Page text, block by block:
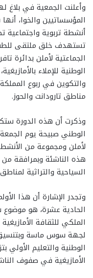
وأعلنت الجمعية في بلاغ
المؤسساتيين والخوا،
أنشطة تربوية واجتماعية
تستهدف خلق ملتقى
الجماعتية لأملن بدائرة
الوطنية للإملاء
والتكوين في ربوع
مناطق تارودانت والحوز.
وذكرت أن هذه الدورة
لأملن ومجموعة من
هذه الناشئة وبمرافقة من
السياحية والتراثية
وتجدر الإشارة أن هذا
الحادية عشرة، هو موضوع
الملكي للثقافة
لجهة سوس ماسة وبتنسيق
الوطنية والتعليم الأولي
الأمازيغية في صفوف